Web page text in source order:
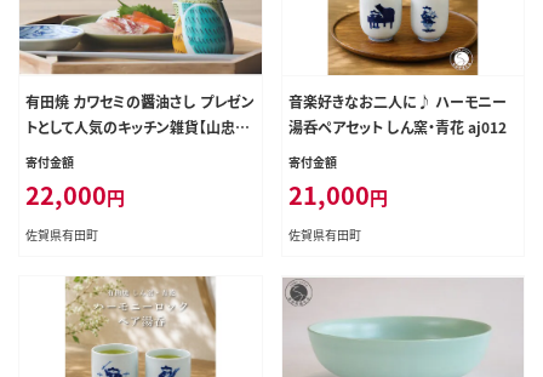
有田焼 カワセミの醤油さし プレゼン
トとして人気のキッチン雑貨【山忠】
有田焼 醤油さし しょうゆ差し ed01
寄付金額
22,000円
佐賀県有田町
音楽好きなお二人に♪ ハーモニー
湯呑ペアセット しん窯・青花 aj012
寄付金額
21,000円
佐賀県有田町